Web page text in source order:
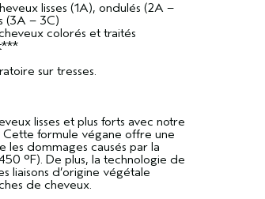
lisses (1A), ondulés (2A –
(3A – 3C)
colorés et traités
sur tresses.
lisses et plus forts avec notre
formule végane offre une
les dommages causés par la
°F). De plus, la technologie de
liaisons d’origine végétale
de cheveux.